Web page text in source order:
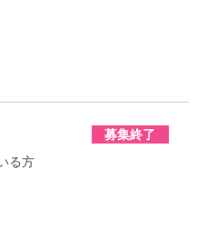
募集終了
る方